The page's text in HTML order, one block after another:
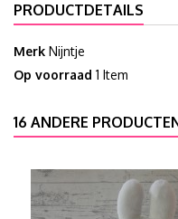
PRODUCTDETAILS
Merk Nijntje
Op voorraad 1 Item
16 ANDERE